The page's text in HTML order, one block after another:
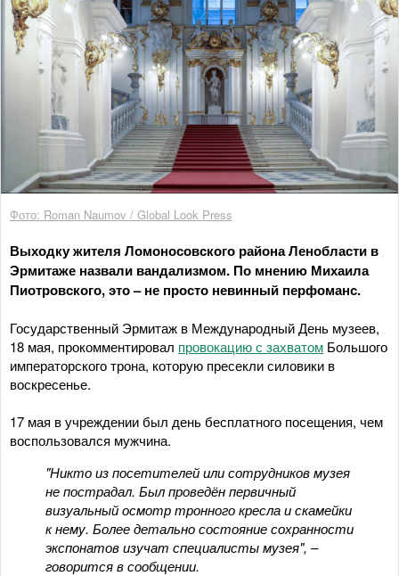
Фото: Roman Naumov / Global Look Press
Выходку жителя Ломоносовского района Ленобласти в
Эрмитаже назвали вандализмом. По мнению Михаила
Пиотровского, это – не просто невинный перфоманс.
Государственный Эрмитаж в Международный День музеев,
18 мая, прокомментировал провокацию с захватом Большого
императорского трона, которую пресекли силовики в
воскресенье.
17 мая в учреждении был день бесплатного посещения, чем
воспользовался мужчина.
"Никто из посетителей или сотрудников музея
не пострадал. Был проведён первичный
визуальный осмотр тронного кресла и скамейки
к нему. Более детально состояние сохранности
экспонатов изучат специалисты музея", –
говорится в сообщении.